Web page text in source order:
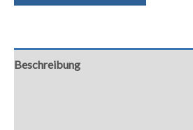
Beschreibung